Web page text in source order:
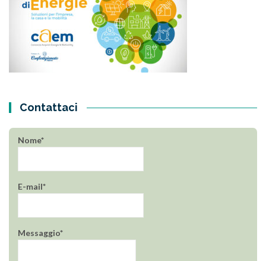
Contattaci
Nome*
E-mail*
Messaggio*